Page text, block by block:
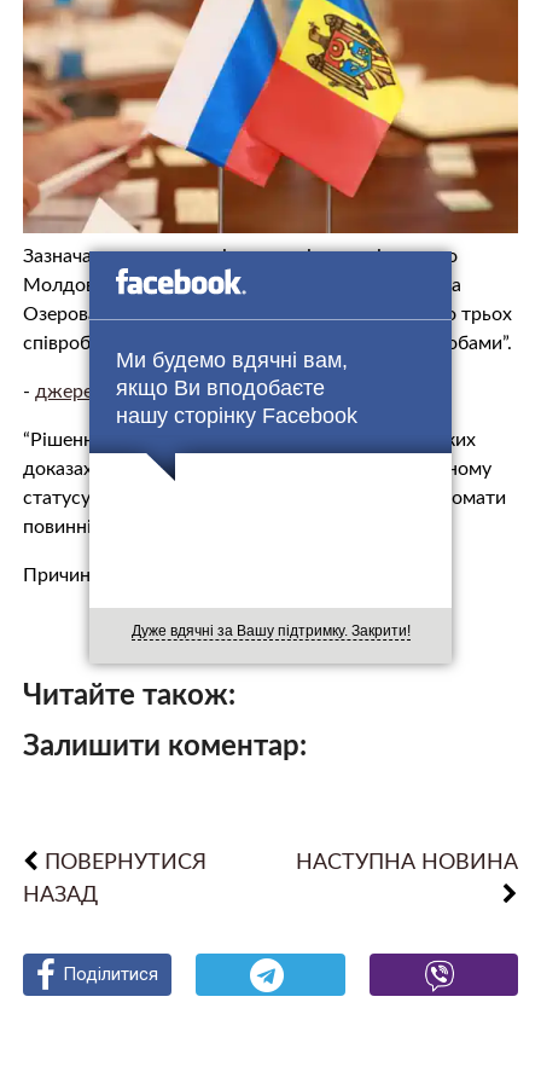
Ми будемо вдячні вам,
якщо Ви вподобаєте
нашу сторінку Facebook
Дуже вдячні за Вашу підтримку. Закрити!
Зазначається, що зовнішньополітичне відомство
Молдови у понеділок викликало посла РФ Олега
Озерова і передало йому “ноту, в якій оголосило трьох
співробітників посольства Росії небажаними особами”.
- джерело.
“Рішення молдовської влади ґрунтується на чітких
доказах діяльності, що суперечить дипломатичному
статусу на території Республіки Молдова. Дипломати
повинні покинути країну”, – ідеться в заяві.
Причин …
Читайте також:
Залишити коментар:
ПОВЕРНУТИСЯ
НАЗАД
НАСТУПНА НОВИНА
Поділитися
Поділитися
Поділитися